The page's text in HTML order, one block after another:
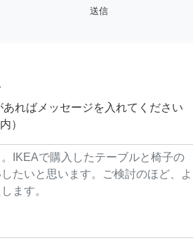
送信
ればメッセージを入れてください
）